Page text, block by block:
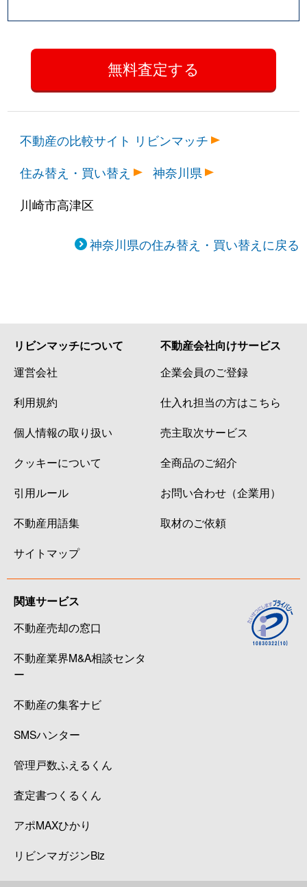
不動産の比較サイト リビンマッチ
住み替え・買い替え
神奈川県
川崎市高津区
神奈川県の住み替え・買い替えに戻る
リビンマッチについて
運営会社
利用規約
個人情報の取り扱い
クッキーについて
引用ルール
不動産用語集
サイトマップ
不動産会社向けサービス
企業会員のご登録
仕入れ担当の方はこちら
売主取次サービス
全商品のご紹介
お問い合わせ（企業用）
取材のご依頼
関連サービス
不動産売却の窓口
不動産業界M&A相談センタ
ー
不動産の集客ナビ
SMSハンター
管理戸数ふえるくん
査定書つくるくん
アポMAXひかり
リビンマガジンBiz